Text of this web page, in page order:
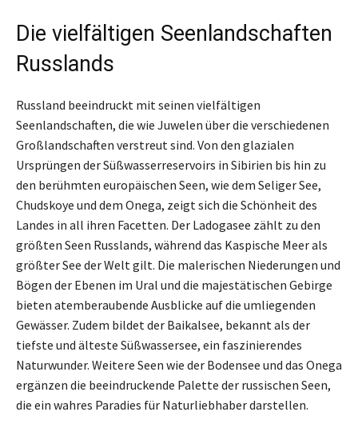
Die vielfältigen Seenlandschaften
Russlands
Russland beeindruckt mit seinen vielfältigen
Seenlandschaften, die wie Juwelen über die verschiedenen
Großlandschaften verstreut sind. Von den glazialen
Ursprüngen der Süßwasserreservoirs in Sibirien bis hin zu
den berühmten europäischen Seen, wie dem Seliger See,
Chudskoye und dem Onega, zeigt sich die Schönheit des
Landes in all ihren Facetten. Der Ladogasee zählt zu den
größten Seen Russlands, während das Kaspische Meer als
größter See der Welt gilt. Die malerischen Niederungen und
Bögen der Ebenen im Ural und die majestätischen Gebirge
bieten atemberaubende Ausblicke auf die umliegenden
Gewässer. Zudem bildet der Baikalsee, bekannt als der
tiefste und älteste Süßwassersee, ein faszinierendes
Naturwunder. Weitere Seen wie der Bodensee und das Onega
ergänzen die beeindruckende Palette der russischen Seen,
die ein wahres Paradies für Naturliebhaber darstellen.